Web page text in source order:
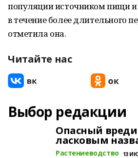
популяции источником пищи и
в течение более длительного
отметила она.
Читайте нас
Выбор редакции
Опасный
ласковым
Растениеводство 13